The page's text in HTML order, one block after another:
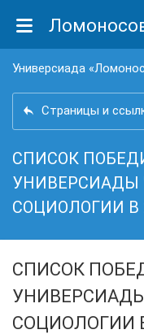
Универсиада
Страницы и
СПИСОК
УНИВЕРСИАДЫ
СОЦИОЛОГИИ В
СПИСОК
СОЦИОЛОГИИ